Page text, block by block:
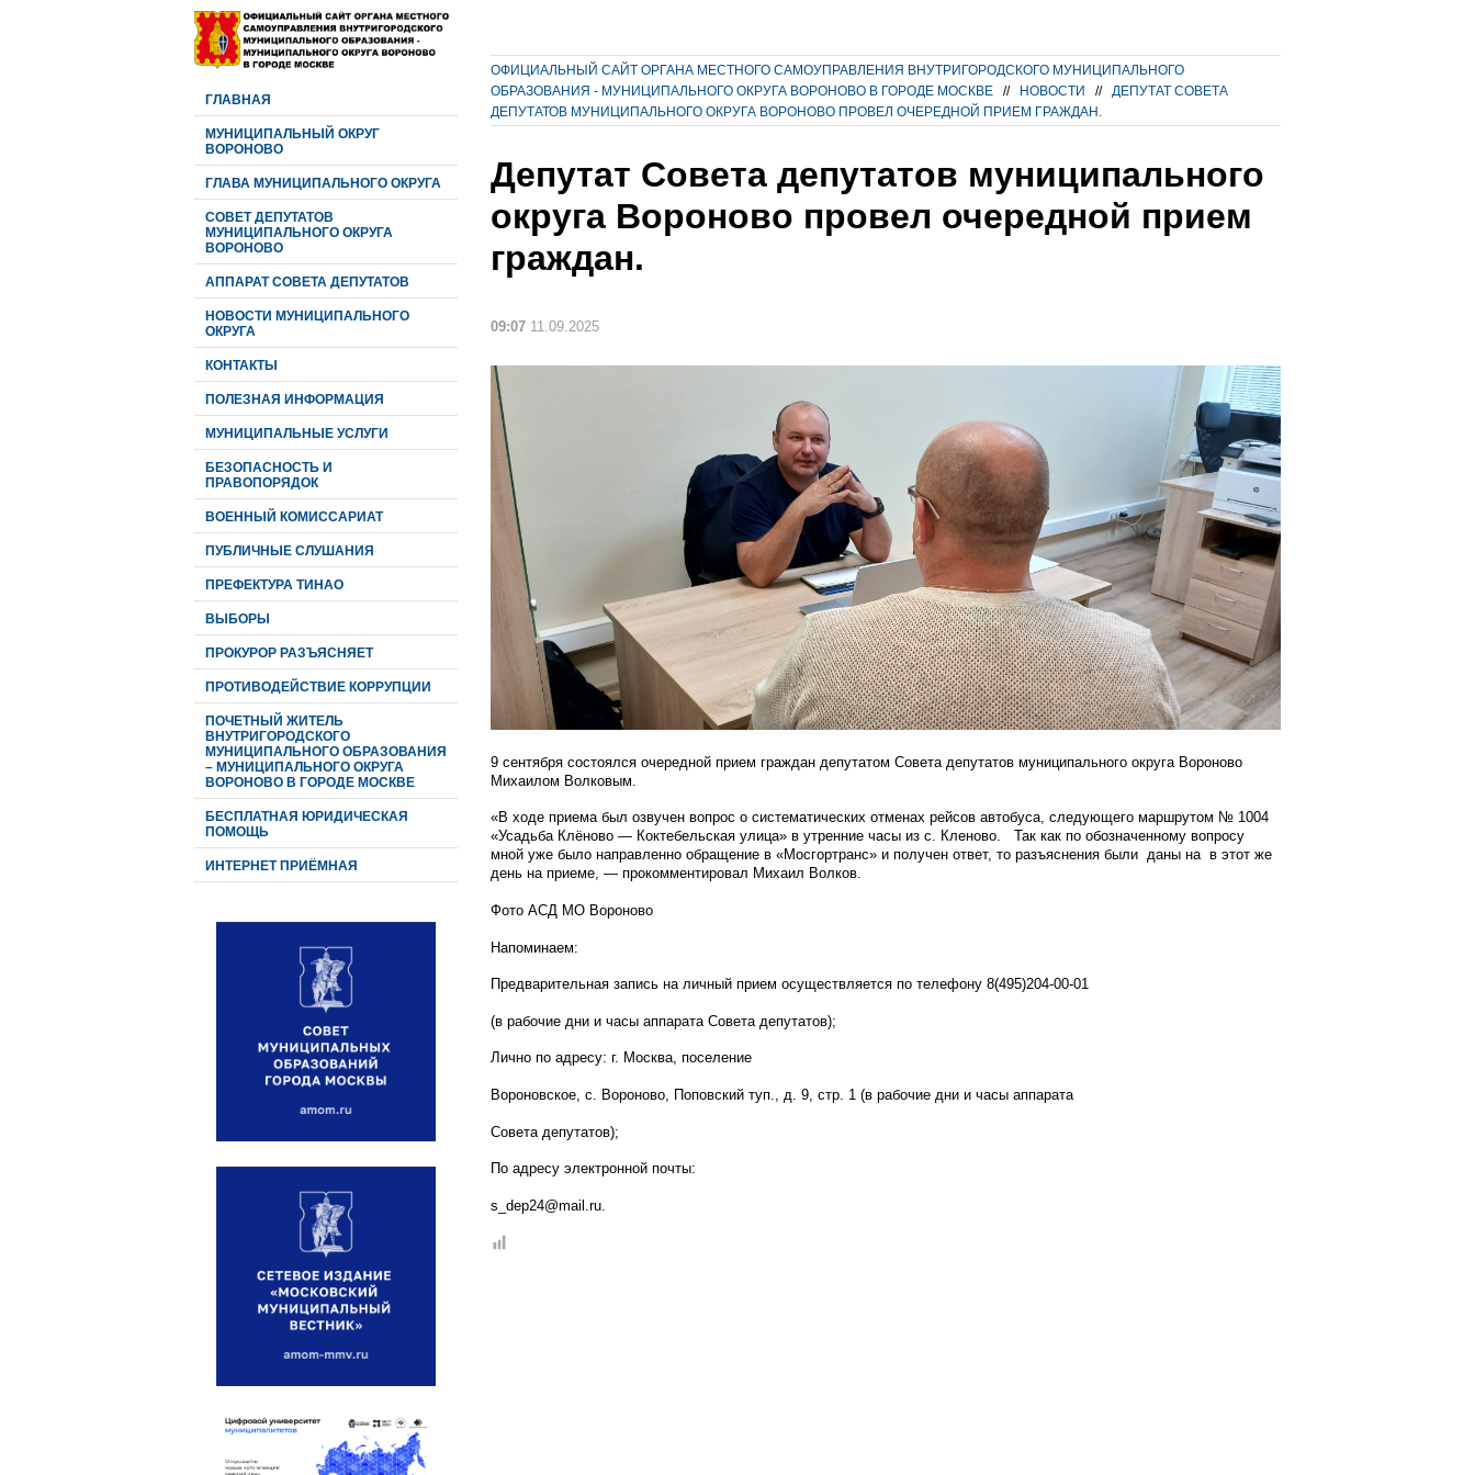
ГЛАВНАЯ
МУНИЦИПАЛЬНЫЙ ОКРУГ
ВОРОНОВО
ГЛАВА МУНИЦИПАЛЬНОГО ОКРУГА
CОВЕТ ДЕПУТАТОВ
МУНИЦИПАЛЬНОГО ОКРУГА
ВОРОНОВО
АППАРАТ СОВЕТА ДЕПУТАТОВ
НОВОСТИ МУНИЦИПАЛЬНОГО
ОКРУГА
КОНТАКТЫ
ПОЛЕЗНАЯ ИНФОРМАЦИЯ
МУНИЦИПАЛЬНЫЕ УСЛУГИ
БЕЗОПАСНОСТЬ И
ПРАВОПОРЯДОК
ВОЕННЫЙ КОМИССАРИАТ
ПУБЛИЧНЫЕ СЛУШАНИЯ
ПРЕФЕКТУРА ТИНАО
ВЫБОРЫ
ПРОКУРОР РАЗЪЯСНЯЕТ
ПРОТИВОДЕЙСТВИЕ КОРРУПЦИИ
ПОЧЕТНЫЙ ЖИТЕЛЬ
ВНУТРИГОРОДСКОГО
МУНИЦИПАЛЬНОГО ОБРАЗОВАНИЯ
– МУНИЦИПАЛЬНОГО ОКРУГА
ВОРОНОВО В ГОРОДЕ МОСКВЕ
БЕСПЛАТНАЯ ЮРИДИЧЕСКАЯ
ПОМОЩЬ
ИНТЕРНЕТ ПРИЁМНАЯ
ОФИЦИАЛЬНЫЙ САЙТ ОРГАНА МЕСТНОГО САМОУПРАВЛЕНИЯ ВНУТРИГОРОДСКОГО МУНИЦИПАЛЬНОГО
ОБРАЗОВАНИЯ - МУНИЦИПАЛЬНОГО ОКРУГА ВОРОНОВО В ГОРОДЕ МОСКВЕ
// НОВОСТИ //
ДЕПУТАТ СОВЕТА
ДЕПУТАТОВ МУНИЦИПАЛЬНОГО ОКРУГА ВОРОНОВО ПРОВЕЛ ОЧЕРЕДНОЙ ПРИЕМ ГРАЖДАН.
Депутат Совета депутатов муниципального
округа Вороново провел очередной прием
граждан.
09:07 11.09.2025
9 сентября состоялся очередной прием граждан депутатом Совета депутатов муниципального округа Вороново
Михаилом Волковым.
«В ходе приема был озвучен вопрос о систематических отменах рейсов автобуса, следующего маршрутом № 1004
«Усадьба Клёново — Коктебельская улица» в утренние часы из с. Кленово. Так как по обозначенному вопросу
мной уже было направленно обращение в «Мосгортранс» и получен ответ, то разъяснения были даны на в этот же
день на приеме, — прокомментировал Михаил Волков.
Фото АСД МО Вороново
Напоминаем:
Предварительная запись на личный прием осуществляется по телефону 8(495)204-00-01
(в рабочие дни и часы аппарата Совета депутатов);
Лично по адресу: г. Москва, поселение
Вороновское, с. Вороново, Поповский туп., д. 9, стр. 1 (в рабочие дни и часы аппарата
Совета депутатов);
По адресу электронной почты:
s_dep24@mail.ru.